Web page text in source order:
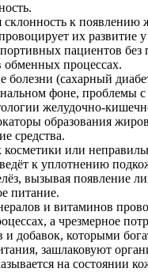
склонность к
их развитие
пациентов без
процессах.
(сахарный
фоне, проблемы
желудочно-
образования
средства.
косметики или
к уплотнению
вызывая появление
питание.
и витаминов
а чрезмерное
и добавок, которыми
зашлаковуют
на состоянии